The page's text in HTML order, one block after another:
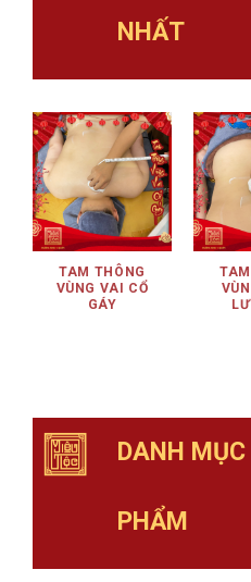
NHẤT
TAM THÔNG
VÙNG VAI CỔ
GÁY
DANH
PHẨM